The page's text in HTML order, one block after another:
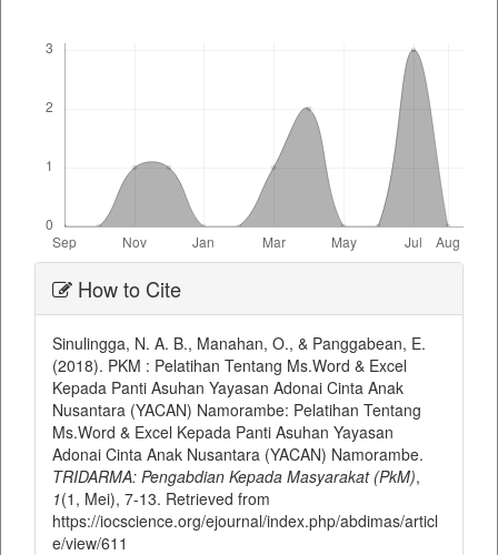
Article
Details
How to Cite
Sinulingga, N. A. B., Manahan, O., & Panggabean, E.
(2018). PKM : Pelatihan Tentang Ms.Word & Excel
Kepada Panti Asuhan Yayasan Adonai Cinta Anak
Nusantara (YACAN) Namorambe: Pelatihan Tentang
Ms.Word & Excel Kepada Panti Asuhan Yayasan
Adonai Cinta Anak Nusantara (YACAN) Namorambe.
TRIDARMA: Pengabdian Kepada Masyarakat (PkM),
1(1, Mei), 7-13. Retrieved from
https://iocscience.org/ejournal/index.php/abdimas/articl
e/view/611